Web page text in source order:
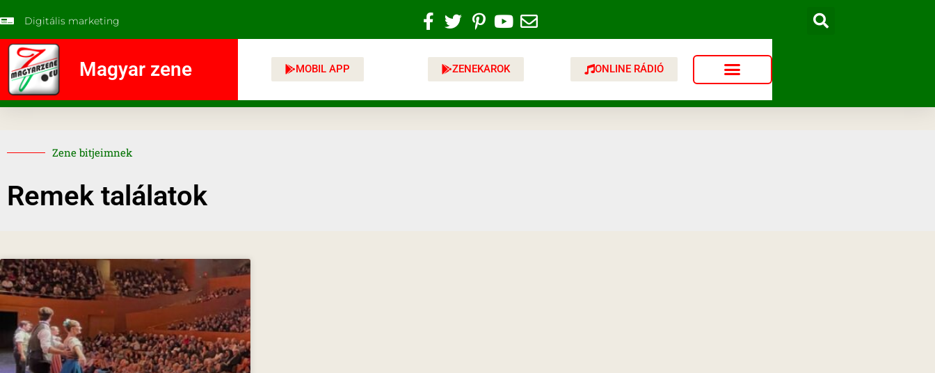
Digitális marketing
Magyar zene MOBIL APP ZENEKAROK ONLINE RÁDIÓ
Zene bitjeimnek
Remek találatok